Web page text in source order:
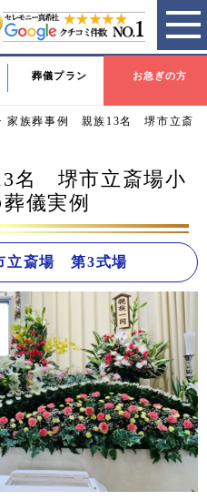
葬儀プラン お急ぎの方
家族葬事例 親族13名 堺市立斎
名 堺市立斎場小
儀実例
立斎場 第3式場